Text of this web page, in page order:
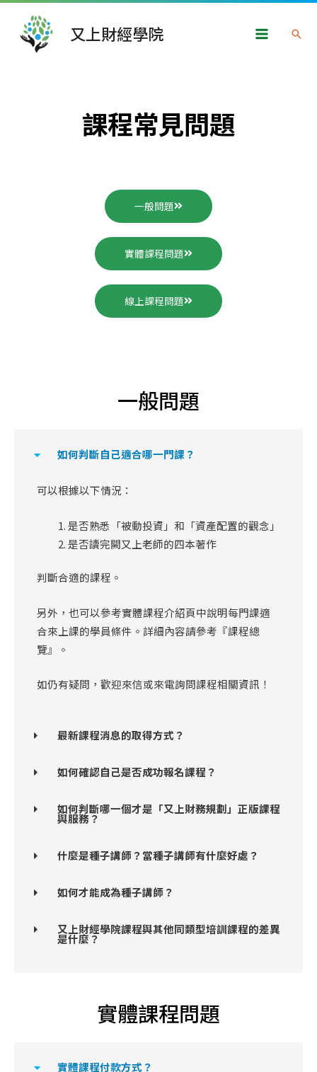
又上財經學院
Menu搜
課程常見問題
一般問題
實體課程問題
線上課程問題
一般問題
如何判斷自己適合哪一門課？
可以根據以下情況：
是否熟悉「被動投資」和「資產配置的觀念」
是否讀完闕又上老師的四本著作
判斷合適的課程。
另外，也可以參考實體課程介紹頁中說明每門課適
合來上課的學員條件。詳細內容請參考『課程總
覽』。
如仍有疑問，歡迎來信或來電詢問課程相關資訊！
最新課程消息的取得方式？
如何確認自己是否成功報名課程？
如何判斷哪一個才是「又上財務規劃」正版課程
與服務？
什麼是種子講師？當種子講師有什麼好處？
如何才能成為種子講師？
又上財經學院課程與其他同類型培訓課程的差異
是什麼？
實體課程問題
實體課程付款方式？